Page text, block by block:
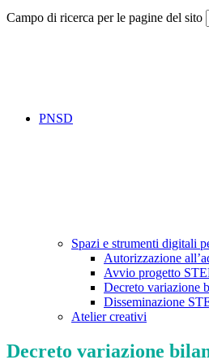
Campo di ricerca per le pagine del sito
PNSD
Spazi e strumenti digitali
Autorizzazione
Avvio progetto
Decreto variazione
Disseminazione
Atelier creativi
Decreto variazione